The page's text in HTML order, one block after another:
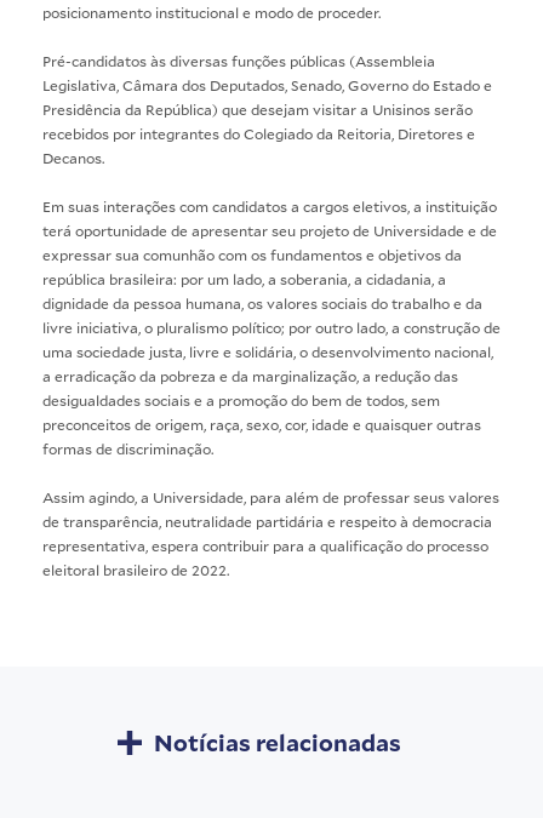
posicionamento institucional e modo de proceder.
Pré-candidatos às diversas funções públicas (Assembleia
Legislativa, Câmara dos Deputados, Senado, Governo do Estado e
Presidência da República) que desejam visitar a Unisinos serão
recebidos por integrantes do Colegiado da Reitoria, Diretores e
Decanos.
Em suas interações com candidatos a cargos eletivos, a instituição
terá oportunidade de apresentar seu projeto de Universidade e de
expressar sua comunhão com os fundamentos e objetivos da
república brasileira: por um lado, a soberania, a cidadania, a
dignidade da pessoa humana, os valores sociais do trabalho e da
livre iniciativa, o pluralismo político; por outro lado, a construção de
uma sociedade justa, livre e solidária, o desenvolvimento nacional,
a erradicação da pobreza e da marginalização, a redução das
desigualdades sociais e a promoção do bem de todos, sem
preconceitos de origem, raça, sexo, cor, idade e quaisquer outras
formas de discriminação.
Assim agindo, a Universidade, para além de professar seus valores
de transparência, neutralidade partidária e respeito à democracia
representativa, espera contribuir para a qualificação do processo
eleitoral brasileiro de 2022.
Notícias relacionadas